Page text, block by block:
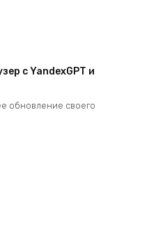
с YandexGPT и
обновление своего